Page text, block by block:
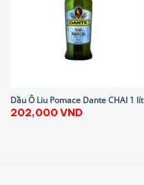
Dầu Ô Liu Pomace Dante CHAI 1 lít
202,000VND